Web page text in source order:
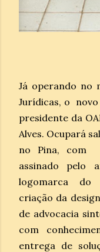
Já operando no
Jurídicas, o
presidente da
Alves. Ocupará
no Pina, com
assinado pelo
logomarca do
criação da
de advocacia
com
entrega de